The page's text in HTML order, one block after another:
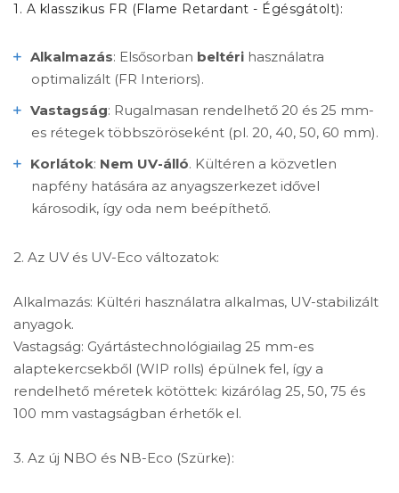
1. A klasszikus FR (Flame Retardant - Égésgátolt):
Alkalmazás: Elsősorban beltéri használatra
optimalizált (FR Interiors).
Vastagság: Rugalmasan rendelhető 20 és 25 mm-
es rétegek többszöröseként (pl. 20, 40, 50, 60 mm).
Korlátok: Nem UV-álló. Kültéren a közvetlen
napfény hatására az anyagszerkezet idővel
károsodik, így oda nem beépíthető.
2. Az UV és UV-Eco változatok:
Alkalmazás: Kültéri használatra alkalmas, UV-stabilizált
anyagok.
Vastagság: Gyártástechnológiailag 25 mm-es
alaptekercsekből (WIP rolls) épülnek fel, így a
rendelhető méretek kötöttek: kizárólag 25, 50, 75 és
100 mm vastagságban érhetők el.
3. Az új NBO és NB-Eco (Szürke):